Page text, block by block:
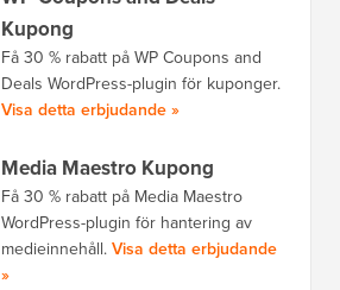
Kupong
Få 30 % rabatt på WP Coupons and
Deals WordPress-plugin för kuponger.
Visa detta erbjudande »
Media Maestro Kupong
Få 30 % rabatt på Media Maestro
WordPress-plugin för hantering av
medieinnehåll.Visa detta erbjudande
»